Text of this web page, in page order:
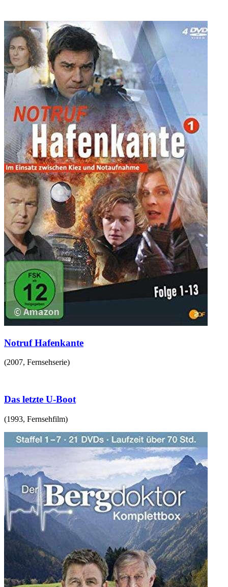
Notruf Hafenkante
(2007, Fernsehserie)
Das letzte U-Boot
(1993, Fernsehfilm)